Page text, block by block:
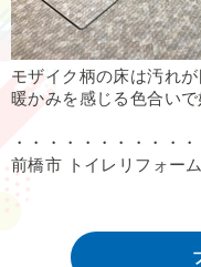
モザイク柄の床は汚れ
暖かみを感じる色合いで
・・・・・・・・・・・
前橋市 トイレリフォー